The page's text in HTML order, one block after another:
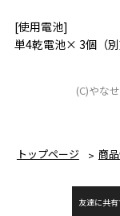
[使用電池]
単4乾電池× 3個（別
(C)やな
トップページ 商
友達に共